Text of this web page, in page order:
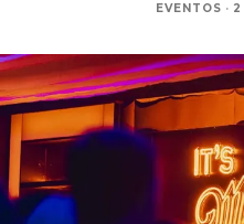
EVENTOS ·